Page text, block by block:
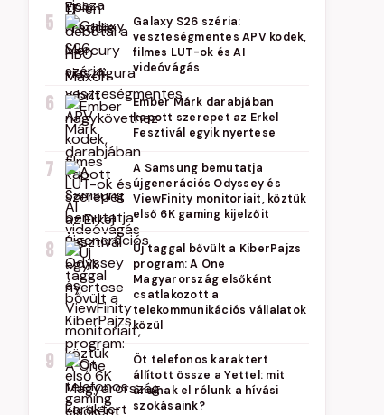
5
Galaxy S26 széria:
veszteségmentes APV kodek,
filmes LUT-ok és AI
videóvágás
6
Ember Márk darabjában
kapott szerepet az Erkel
Fesztivál egyik nyertese
7
A Samsung bemutatja
újgenerációs Odyssey és
ViewFinity monitoriait, köztük
első 6K gaming kijelzőit
8
Új taggal bővült a KiberPajzs
program: A One
Magyarország elsőként
csatlakozott a
telekommunikációs vállalatok
közül
9
Öt telefonos karaktert
állított össze a Yettel: mit
árulnak el rólunk a hívási
szokásaink?